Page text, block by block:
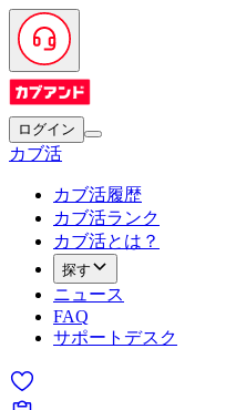
ログイン
カブ活
カブ活履歴
カブ活ランク
カブ活とは？
探す
ニュース
FAQ
サポートデスク